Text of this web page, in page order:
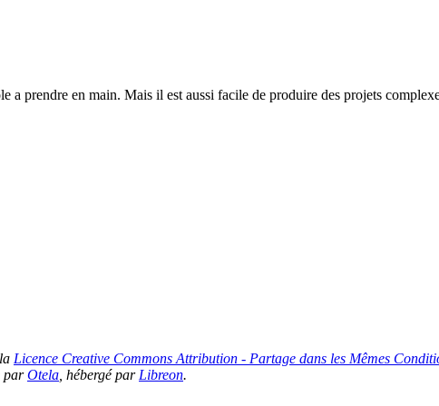
a prendre en main. Mais il est aussi facile de produire des projets
Licence Creative Commons Attribution - Partage dans les Mêmes
parOtela, hébergé parLibreon.